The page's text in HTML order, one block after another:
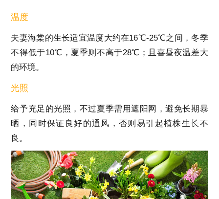
温度
夫妻海棠的生长适宜温度大约在16℃-25℃之间，冬季
不得低于10℃，夏季则不高于28℃；且喜昼夜温差大
的环境。
光照
给予充足的光照，不过夏季需用遮阳网，避免长期暴
晒，同时保证良好的通风，否则易引起植株生长不
良。